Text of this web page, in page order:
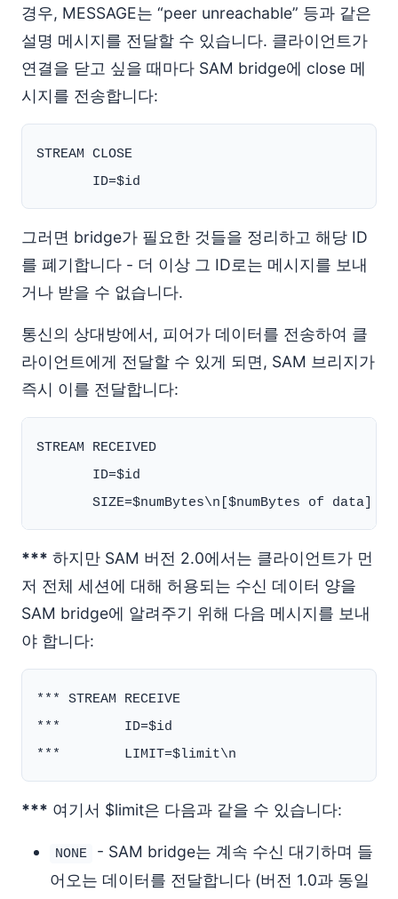
경우, MESSAGE는 “peer unreachable” 등과 같은
설명 메시지를 전달할 수 있습니다. 클라이언트가
연결을 닫고 싶을 때마다 SAM bridge에 close 메
시지를 전송합니다:
STREAM CLOSE
그러면 bridge가 필요한 것들을 정리하고 해당 ID
를 폐기합니다 - 더 이상 그 ID로는 메시지를 보내
거나 받을 수 없습니다.
통신의 상대방에서, 피어가 데이터를 전송하여 클
라이언트에게 전달할 수 있게 되면, SAM 브리지가
즉시 이를 전달합니다:
STREAM RECEIVED
       ID=$id
*** 하지만 SAM 버전 2.0에서는 클라이언트가 먼
저 전체 세션에 대해 허용되는 수신 데이터 양을
SAM bridge에 알려주기 위해 다음 메시지를 보내
야 합니다:
*** STREAM RECEIVE
***        ID=$id
*** 여기서 $limit은 다음과 같을 수 있습니다:
NONE
- SAM bridge는 계속 수신 대기하며 들
어오는 데이터를 전달합니다 (버전 1.0과 동일